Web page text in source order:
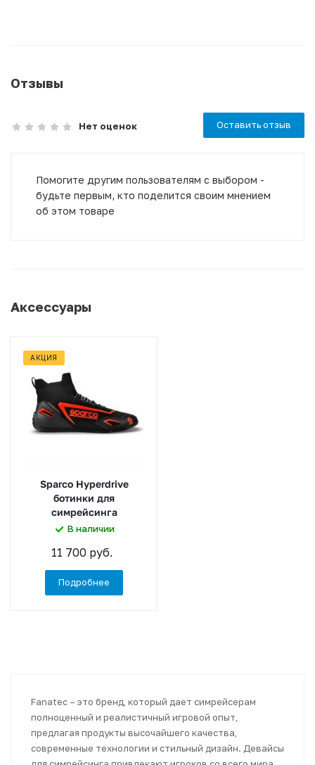
Отзывы
Нет оценок Оставить отзыв
Помогите другим пользователям с выбором -
будьте первым, кто поделится своим мнением
об этом товаре
Аксессуары
АКЦИЯ
Sparco Hyperdrive
ботинки для
симрейсинга
В наличии
11 700 руб.
Подробнее
Fanatec – это бренд, который дает симрейсерам
полноценный и реалистичный игровой опыт,
предлагая продукты высочайшего качества,
современные технологии и стильный дизайн. Девайсы